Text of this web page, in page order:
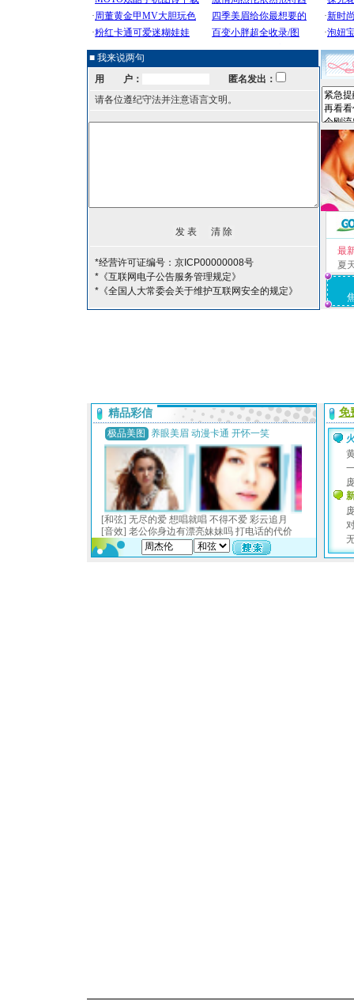
■ 我来说两句
用 户：
匿名发出：
请各位遵纪守法并注意语言文明。
*经营许可证编号：京ICP00000008号
*《互联网电子公告服务管理规定》
*《全国人大常委会关于维护互联网安全的规定》
最
夏